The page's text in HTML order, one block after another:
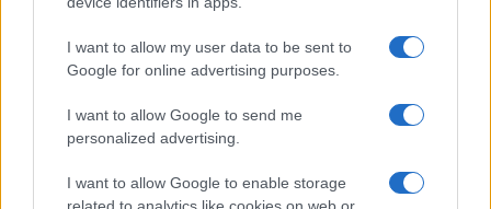
I want to allow my user data to be sent to
Google for online advertising purposes.
I want to allow Google to send me
personalized advertising.
I want to allow Google to enable storage
related to analytics like cookies on web or
Meteo Olbia 7 agosto, sole e caldo tornano
protagonisti
Test tunnel Olbia: rampe chiuse ancora fino a